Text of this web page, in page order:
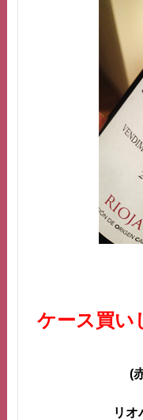
ケース買い
(
リ